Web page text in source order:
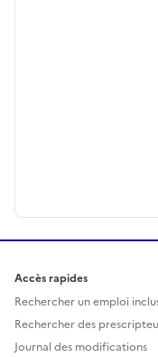
Accès rapides
Rechercher un emploi
Rechercher des
Journal des modifications